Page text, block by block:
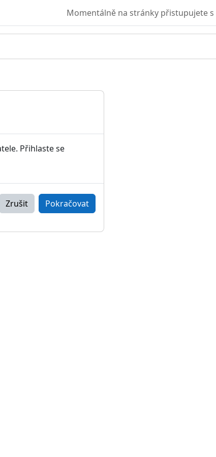
Momentálně na stránky přistupujete s
Přihlaste se
Zrušit Pokračovat